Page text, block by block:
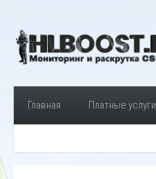
Главная Платные услуги